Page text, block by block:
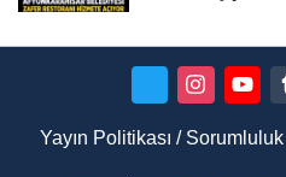
Yayın Politikası /